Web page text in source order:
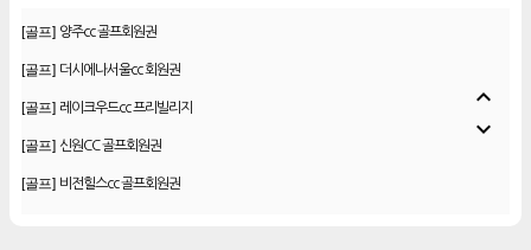
[골프] 양주cc 골프회원권
[골프] 더시에나서울cc 회원권
[골프] 레이크우드cc 프리빌리지
[골프] 신원CC 골프회원권
[골프] 비전힐스cc 골프회원권
expand_less
expand_more